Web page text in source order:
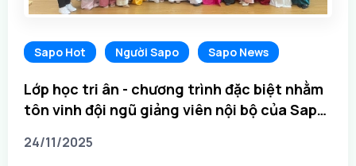
Sapo Hot Người Sapo Sapo News
Lớp học tri ân - chương trình đặc biệt nhằm
tôn vinh đội ngũ giảng viên nội bộ của Sapo
24/11/2025